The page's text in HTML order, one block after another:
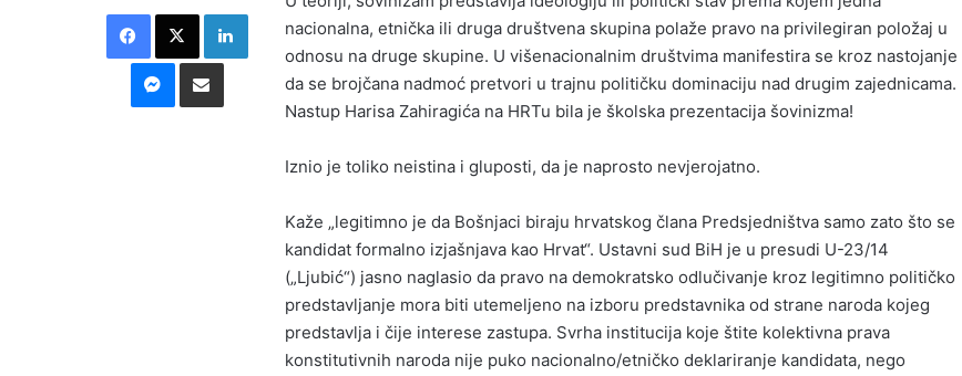
nacionalna, etnička ili druga društvena skupina polaže pravo na privilegiran položaj u
odnosu na druge skupine. U višenacionalnim društvima manifestira se kroz nastojanje
da se brojčana nadmoć pretvori u trajnu političku dominaciju nad drugim zajednicama.
Nastup Harisa Zahiragića na HRTu bila je školska prezentacija šovinizma!
Iznio je toliko neistina i gluposti, da je naprosto nevjerojatno.
Kaže „legitimno je da Bošnjaci biraju hrvatskog člana Predsjedništva samo zato što se
kandidat formalno izjašnjava kao Hrvat“. Ustavni sud BiH je u presudi U-23/14
(„Ljubić“) jasno naglasio da pravo na demokratsko odlučivanje kroz legitimno političko
predstavljanje mora biti utemeljeno na izboru predstavnika od strane naroda kojeg
predstavlja i čije interese zastupa. Svrha institucija koje štite kolektivna prava
konstitutivnih naroda nije puko nacionalno/etničko deklariranje kandidata, nego
Facebook
X LinkedIn
Messenger
Podijeli putem E-maila